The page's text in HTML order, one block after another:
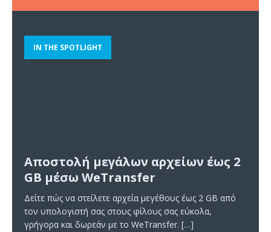
IN THE SPOTLIGHT
Αποστολή μεγάλων αρχείων έως 2
GB μέσω WeTransfer
Δείτε πώς να στείλετε αρχεία μεγέθους έως 2 GB από
τον υπολογιστή σας στους φίλους σας εύκολα,
γρήγορα και δωρεάν με το WeTransfer. […]